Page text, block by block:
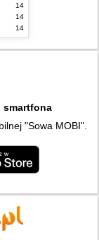
14
14
14
smartfona
"Sowa MOBI".